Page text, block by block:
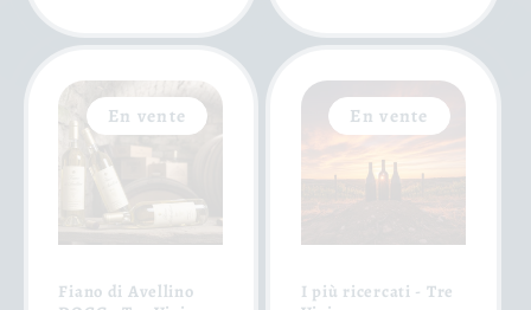
En vente
Fiano di Avellino
En vente
I più ricercati - Tre